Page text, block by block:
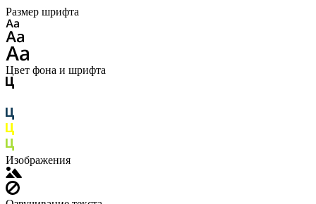
Размер шрифта
Цвет фона и шрифта
Изображения